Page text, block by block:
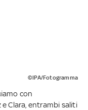
©IPA/Fotogramma
con
Clara, entrambi saliti